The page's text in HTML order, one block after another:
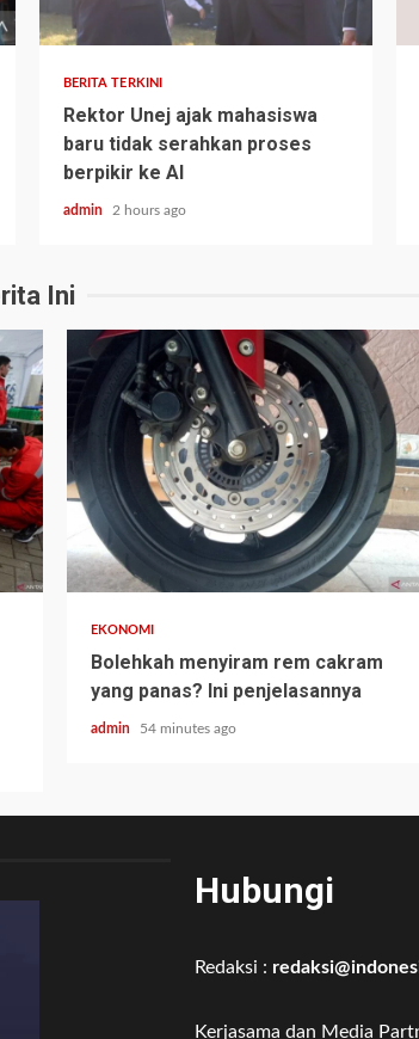
BERITA TERKINI
Rektor Unej ajak mahasiswa
baru tidak serahkan proses
berpikir ke AI
admin 2 hours ago
Ini
EKONOMI
Bolehkah menyiram rem cakram
yang panas? Ini penjelasannya
admin 54 minutes ago
Hubungi
Redaksi :
Kerjasama dan Media